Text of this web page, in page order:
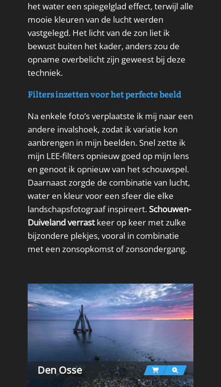
het water een spiegelglad effect, terwijl alle
mooie kleuren van de lucht werden
vastgelegd. Het licht van de zon liet ik
bewust buiten het kader, anders zou de
opname overbelicht zijn geweest bij deze
techniek.
Filters inzetten voor het perfecte beeld
Na enkele foto’s verplaatste ik mij naar een
andere invalshoek, zodat ik variatie kon
aanbrengen in mijn beelden. Snel zette ik
mijn LEE-filters opnieuw goed op mijn lens
en genoot ik opnieuw van het schouwspel.
Daarnaast zorgde de combinatie van lucht,
water en kleur voor een sfeer die elke
landschapsfotograaf inspireert.Schouwen-
Duiveland verrastkeer op keer met zulke
bijzondere plekjes, vooral in combinatie
met een zonsopkomst of zonsondergang.
Den Osse